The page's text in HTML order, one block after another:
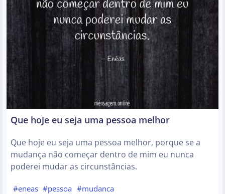
Que hoje eu seja uma pessoa melhor
Que hoje eu seja uma pessoa melhor, porque se a
mudança não começar dentro de mim eu nunca
poderei mudar as circunstâncias.
#eneas #pessoa #mudanca